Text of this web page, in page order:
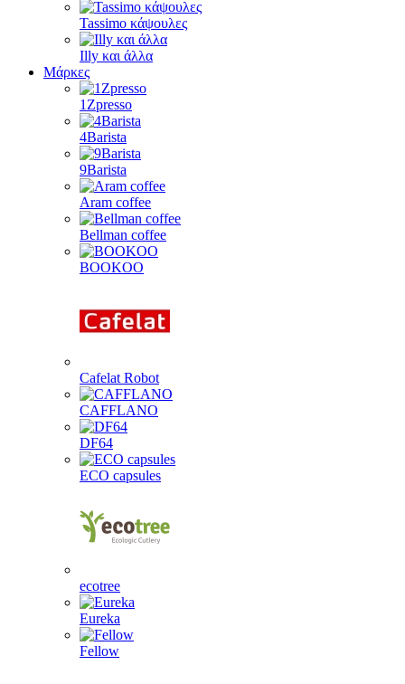
Tassimo κάψουλες
Illy και άλλα
Μάρκες
1Zpresso
4Barista
9Barista
Aram coffee
Bellman coffee
BOOKOO
Cafelat Robot
CAFFLANO
DF64
ECO capsules
ecotree
Eureka
Fellow